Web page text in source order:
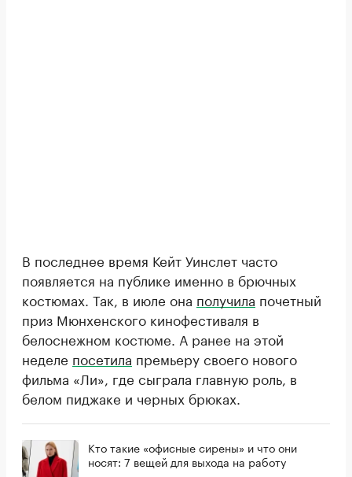
В последнее время Кейт Уинслет часто
появляется на публике именно в брючных
костюмах. Так, в июле она получила почетный
приз Мюнхенского кинофестиваля в
белоснежном костюме. А ранее на этой
неделе посетила премьеру своего нового
фильма «Ли», где сыграла главную роль, в
белом пиджаке и черных брюках.
Кто такие «офисные сирены» и что они
носят: 7 вещей для выхода на работу